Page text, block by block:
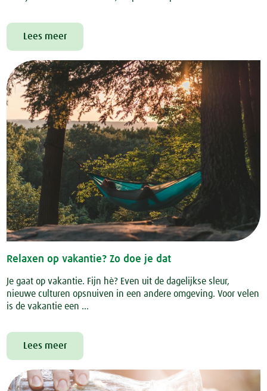
Lees meer
Relaxen op vakantie? Zo doe je dat
Je gaat op vakantie. Fijn hè? Even uit de dagelijkse sleur,
nieuwe culturen opsnuiven in een andere omgeving. Voor velen
is de vakantie een ...
Lees meer